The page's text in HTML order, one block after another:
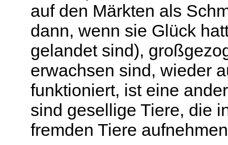
auf den Märkten als
dann, wenn sie Glück
gelandet sind),
erwachsen sind, wieder
funktioniert, ist eine
sind gesellige Tiere, die
fremden Tiere